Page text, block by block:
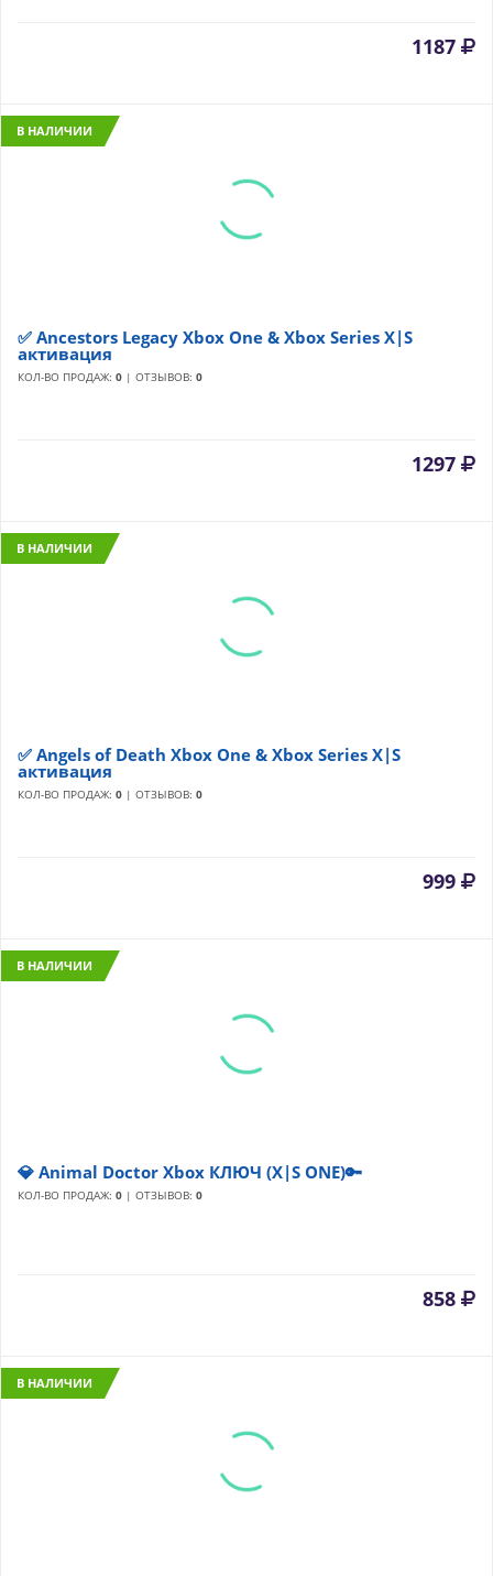
1187
В НАЛИЧИИ
✅ Ancestors Legacy Xbox One & Xbox Series X|S
активация
КОЛ-ВО ПРОДАЖ: 0 | ОТЗЫВОВ: 0
1297
В НАЛИЧИИ
✅ Angels of Death Xbox One & Xbox Series X|S
активация
КОЛ-ВО ПРОДАЖ: 0 | ОТЗЫВОВ: 0
999
В НАЛИЧИИ
💎 Animal Doctor Xbox КЛЮЧ (X|S ONE)🔑
КОЛ-ВО ПРОДАЖ: 0 | ОТЗЫВОВ: 0
858
В НАЛИЧИИ